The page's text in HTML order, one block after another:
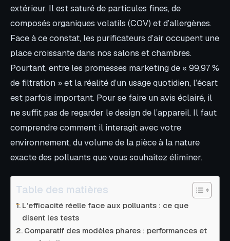
extérieur. Il est saturé de particules fines, de
composés organiques volatils (COV) et d’allergènes.
Face à ce constat, les purificateurs d’air occupent une
place croissante dans nos salons et chambres.
Pourtant, entre les promesses marketing de « 99,97 %
de filtration » et la réalité d’un usage quotidien, l’écart
est parfois important. Pour se faire un avis éclairé, il
ne suffit pas de regarder le design de l’appareil. Il faut
comprendre comment il interagit avec votre
environnement, du volume de la pièce à la nature
exacte des polluants que vous souhaitez éliminer.
Table des matières
L’efficacité réelle face aux polluants : ce que
disent les tests
Comparatif des modèles phares : performances et